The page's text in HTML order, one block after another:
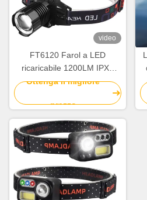
video
FT6120 Farol a LED
ricaricabile 1200LM IPX4
Farol esterno impermeabile
Ottenga il migliore
prezzo